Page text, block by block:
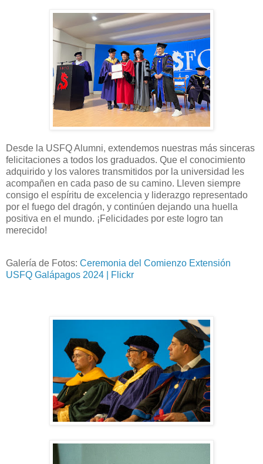
Desde la USFQ Alumni, extendemos nuestras más sinceras
felicitaciones a todos los graduados. Que el conocimiento
adquirido y los valores transmitidos por la universidad les
acompañen en cada paso de su camino. Lleven siempre
consigo el espíritu de excelencia y liderazgo representado
por el fuego del dragón, y continúen dejando una huella
positiva en el mundo. ¡Felicidades por este logro tan
merecido!
Galería de Fotos: Ceremonia del Comienzo Extensión
USFQ Galápagos 2024 | Flickr